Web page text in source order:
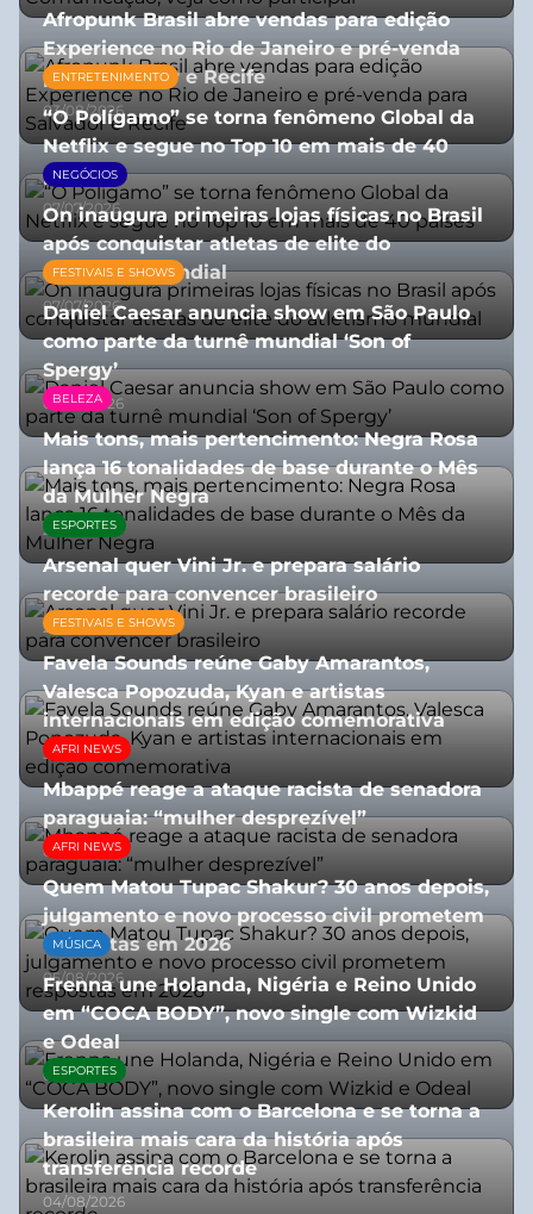
Afropunk Brasil abre vendas para edição
Experience no Rio de Janeiro e pré-venda
para Salvador e Recife
03/08/2026
ENTRETENIMENTO
“O Polígamo” se torna fenômeno Global da
Netflix e segue no Top 10 em mais de 40
países
07/07/2026
NEGÓCIOS
On inaugura primeiras lojas físicas no Brasil
após conquistar atletas de elite do
atletismo mundial
07/07/2026
FESTIVAIS E SHOWS
Daniel Caesar anuncia show em São Paulo
como parte da turnê mundial ‘Son of
Spergy’
05/08/2026
BELEZA
Mais tons, mais pertencimento: Negra Rosa
lança 16 tonalidades de base durante o Mês
da Mulher Negra
28/07/2026
ESPORTES
Arsenal quer Vini Jr. e prepara salário
recorde para convencer brasileiro
27/07/2026
FESTIVAIS E SHOWS
Favela Sounds reúne Gaby Amarantos,
Valesca Popozuda, Kyan e artistas
internacionais em edição comemorativa
31/07/2026
AFRI NEWS
Mbappé reage a ataque racista de senadora
paraguaia: “mulher desprezível”
07/07/2026
AFRI NEWS
Quem Matou Tupac Shakur? 30 anos depois,
julgamento e novo processo civil prometem
respostas em 2026
05/08/2026
MÚSICA
Frenna une Holanda, Nigéria e Reino Unido
em “COCA BODY”, novo single com Wizkid
e Odeal
07/07/2026
ESPORTES
Kerolin assina com o Barcelona e se torna a
brasileira mais cara da história após
transferência recorde
04/08/2026